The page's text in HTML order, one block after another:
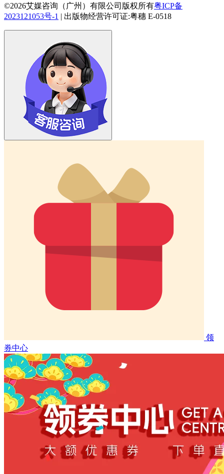
©2026艾媒咨询（广州）有限公司版权所有粤ICP备
2023121053号-1 | 出版物经营许可证:粤穗 E-0518
领
券中心